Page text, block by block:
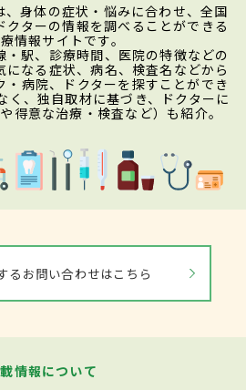
、身体の症状・悩みに合わせ、全国
クターの情報を調べることができる
情報サイトです。
・駅、診療時間、医院の特徴などの
なる症状、病名、検査名などから
・病院、ドクターを探すことができ
く、独自取材に基づき、ドクターに
得意な治療・検査など）も紹介。
るお問い合わせはこちら
情報について